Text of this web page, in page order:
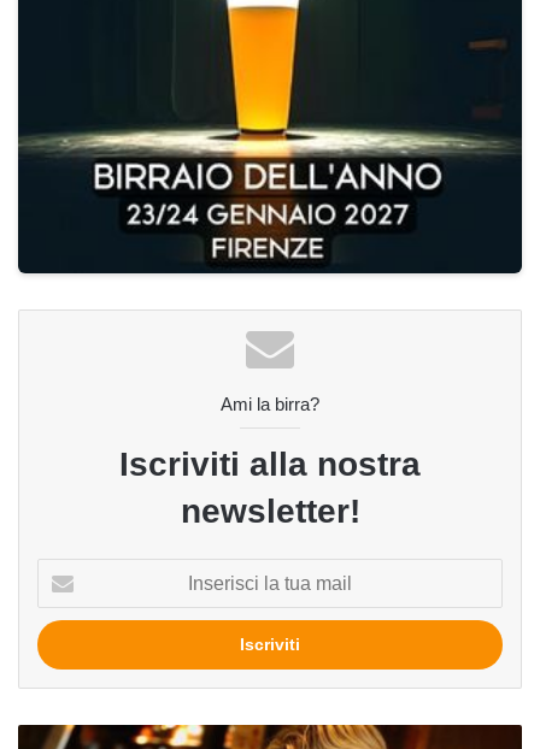
Ami la birra?
Iscriviti alla nostra
newsletter!
tua
mail